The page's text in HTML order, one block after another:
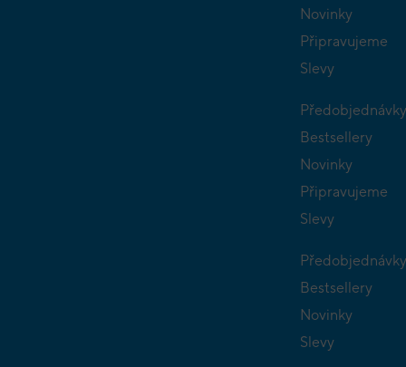
Novinky
Připravujeme
Slevy
Předobjednávky
Bestsellery
Novinky
Připravujeme
Slevy
Předobjednávky
Bestsellery
Novinky
Slevy